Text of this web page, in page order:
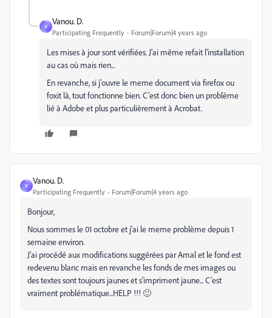
V
Vanou. D.
Participating Frequently Forum|Forum|4 years ago
Les mises à jour sont vérifiées. J'ai même refait l'installation
au cas où mais rien...
En revanche, si j'ouvre le meme document via firefox ou
foxit là, tout fonctionne bien. C'est donc bien un problème
lié à Adobe et plus particulièrement à Acrobat.
V
Vanou. D.
Participating Frequently Forum|Forum|4 years ago
Bonjour,
Nous sommes le 01 octobre et j'ai le meme problème depuis 1
semaine environ.
J'ai procédé aux modifications suggérées par Amal et le fond est
redevenu blanc mais en revanche les fonds de mes images ou
des textes sont toujours jaunes et s'impriment jaune... C'est
vraiment problématique...HELP !!! 🙂